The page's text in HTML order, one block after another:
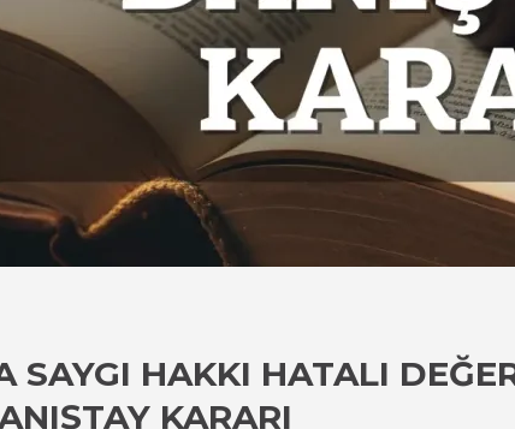
SAYGI HAKKI HATALI
KARARI